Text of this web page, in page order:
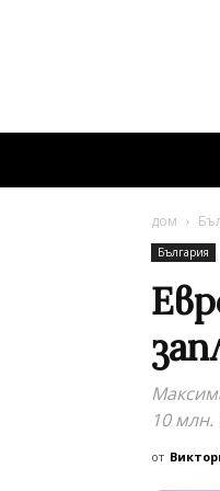
дом
България
10 млн.
от